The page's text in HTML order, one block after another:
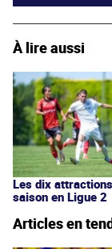
À lire aussi
Les dix
saison en Ligue 2
Articles en